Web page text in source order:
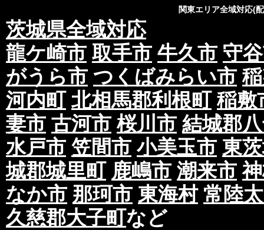
関東エリア全域対応(
茨城県全域対応
龍ケ崎市 取手市 牛久市 守
がうら市 つくばみらい市
河内町 北相馬郡利根町 稲敷
妻市 古河市 桜川市 結城郡
水戸市 笠間市 小美玉市 東
城郡城里町 鹿嶋市 潮来市
なか市 那珂市 東海村 常陸
久慈郡大子町など